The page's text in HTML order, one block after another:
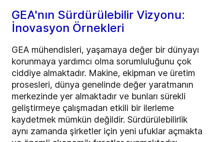
GEA'nın Sürdürülebilir Vizyonu:
İnovasyon Örnekleri
GEA mühendisleri, yaşamaya değer bir dünyayı
korunmaya yardımcı olma sorumluluğunu çok
ciddiye almaktadır. Makine, ekipman ve üretim
prosesleri, dünya genelinde değer yaratmanın
merkezinde yer almaktadır ve bunları sürekli
geliştirmeye çalışmadan etkili bir ilerleme
kaydetmek mümkün değildir. Sürdürülebilirlik
aynı zamanda şirketler için yeni ufuklar açmakta